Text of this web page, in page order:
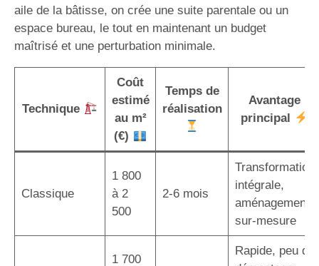
aile de la bâtisse, on crée une suite parentale ou un
espace bureau, le tout en maintenant un budget
maîtrisé et une perturbation minimale.
Technique
Coût
estimé
au m²
(€)
Temps de
réalisation
Avantage
principal
Classique
1 800
à 2
500
2-6 mois
Transformation
intégrale,
aménagement
sur-mesure
1 700
Rapide, peu de